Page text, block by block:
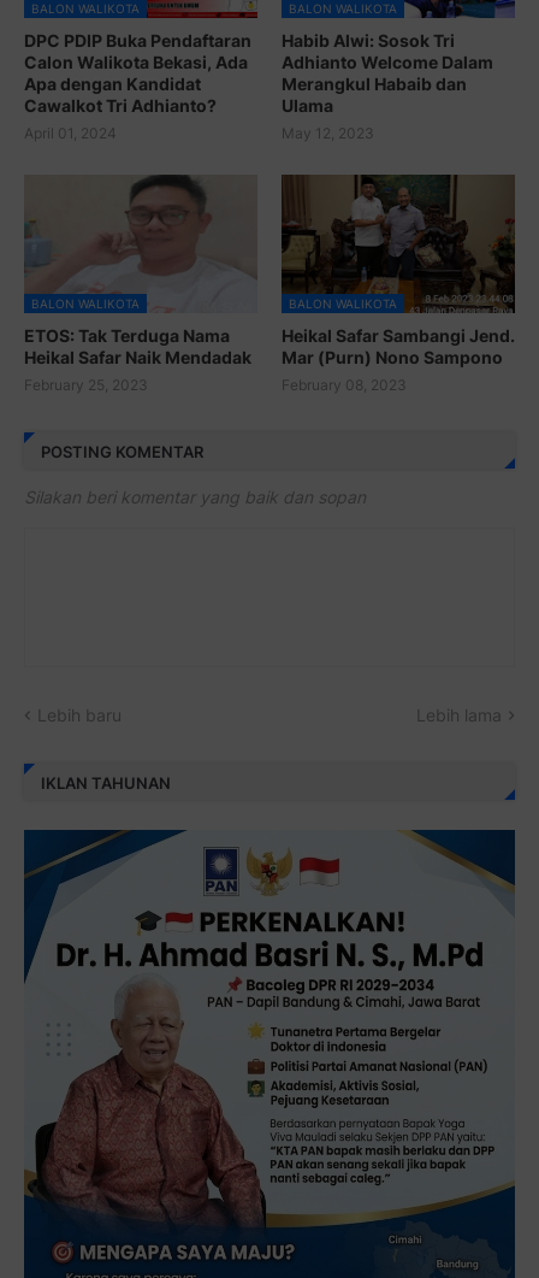
BALON WALIKOTA
DPC PDIP Buka Pendaftaran
Calon Walikota Bekasi, Ada
Apa dengan Kandidat
Cawalkot Tri Adhianto?
April 01, 2024
BALON WALIKOTA
Habib Alwi: Sosok Tri
Adhianto Welcome Dalam
Merangkul Habaib dan
Ulama
May 12, 2023
BALON WALIKOTA
ETOS: Tak Terduga Nama
Heikal Safar Naik Mendadak
February 25, 2023
BALON WALIKOTA
Heikal Safar Sambangi Jend.
Mar (Purn) Nono Sampono
February 08, 2023
POSTING KOMENTAR
Silakan beri komentar yang baik dan sopan
Lebih baru Lebih lama
IKLAN TAHUNAN